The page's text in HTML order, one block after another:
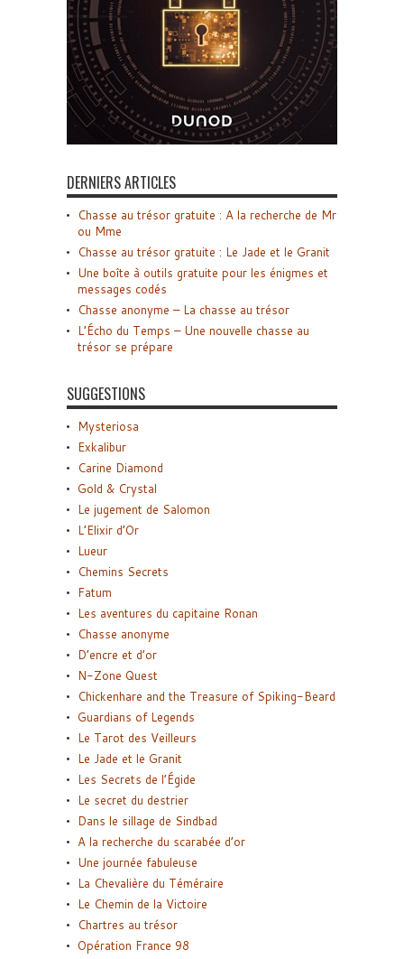
DERNIERS ARTICLES
Chasse au trésor gratuite : A la recherche de Mr
ou Mme
Chasse au trésor gratuite : Le Jade et le Granit
Une boîte à outils gratuite pour les énigmes et
messages codés
Chasse anonyme – La chasse au trésor
L’Écho du Temps – Une nouvelle chasse au
trésor se prépare
SUGGESTIONS
Mysteriosa
Exkalibur
Carine Diamond
Gold & Crystal
Le jugement de Salomon
L’Elixir d’Or
Lueur
Chemins Secrets
Fatum
Les aventures du capitaine Ronan
Chasse anonyme
D’encre et d’or
N-Zone Quest
Chickenhare and the Treasure of Spiking-Beard
Guardians of Legends
Le Tarot des Veilleurs
Le Jade et le Granit
Les Secrets de l’Égide
Le secret du destrier
Dans le sillage de Sindbad
A la recherche du scarabée d’or
Une journée fabuleuse
La Chevalière du Téméraire
Le Chemin de la Victoire
Chartres au trésor
Opération France 98